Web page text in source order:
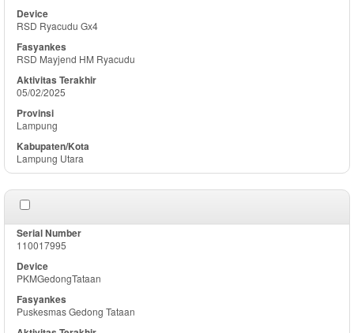
RSD Ryacudu Gx4
RSD Mayjend HM Ryacudu
05/02/2025
Lampung
Lampung Utara
110017995
PKMGedongTataan
Puskesmas Gedong Tataan